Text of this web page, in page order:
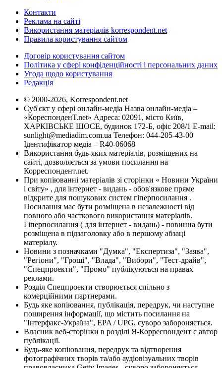
Контакти
Реклама на сайті
Використання матеріалів korrespondent.net
Правила користування сайтом
Договір користування сайтом
Політика у сфері конфіденційності і персональних даних
Угода щодо користування
Редакція
© 2000-2026, Korrespondent.net
Суб'єкт у сфері онлайн-медіа Назва онлайн-медіа –
«КореспонденТ.net» Адреса: 02091, місто Київ,
ХАРКІВСЬКЕ ШОСЕ, будинок 172-Б, офіс 208/1 E-mail:
sunlight@mediadim.com.ua Телефон: 044-205-43-00
Ідентифікатор медіа – R40-06068
Використання будь-яких матеріалів, розміщених на
сайті, дозволяється за умови посилання на
Корреспондент.net.
При копіюванні матеріалів зі сторінки « Новини України
і світу» , для інтернет - видань - обов'язкове пряме
відкрите для пошукових систем гіперпосилання .
Посилання має бути розміщена в незалежності від
повного або часткового використання матеріалів.
Гіперпосилання ( для інтернет - видань) - повинна бути
розміщена в підзаголовку або в першому абзаці
матеріалу.
Новини з позначками "Думка", "Експертиза", "Заява",
"Регіони", "Гроші", "Влада", "Вибори", "Тест-драйв",
"Спецпроекти", "Промо" публікуються на правах
реклами.
Розділ Спецпроекти створюється спільно з
комерційними партнерами.
Будь яке копіювання, публікація, передрук, чи наступне
поширення інформації, що містить посилання на
"Інтерфакс-Україна", EPA / UPG, суворо забороняється.
Власник веб-сторінки в розділі Я-Корреспондент є автор
публікації.
Будь-яке копіювання, передрук та відтворення
фотографічних творів та/або аудіовізуальних творів